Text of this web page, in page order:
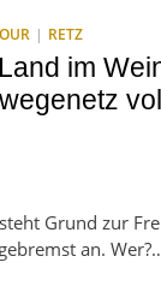
RETZ
im
Grund zur
an.